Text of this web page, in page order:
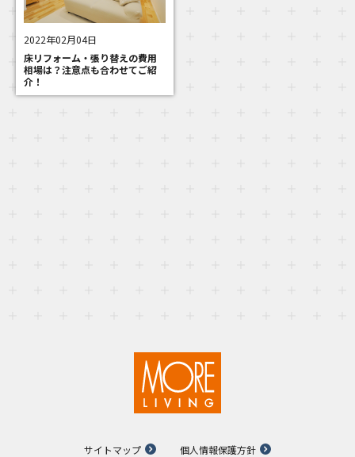
2022年02月04日
床リフォーム・張り替えの費用
相場は？注意点も合わせてご紹
介！
サイトマップ 個人情報保護方針